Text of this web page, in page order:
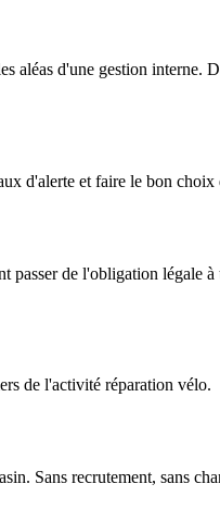
aléas d'une gestion interne.
d'alerte et faire le bon choix
passer de l'obligation légale
de l'activité réparation vélo.
Sans recrutement, sans